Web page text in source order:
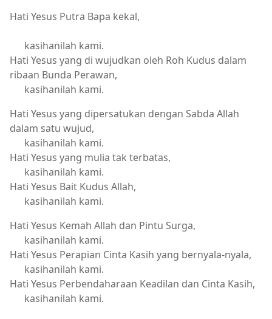
Hati Yesus Putra Bapa kekal,
kasihanilah kami.
Hati Yesus yang di wujudkan oleh Roh Kudus dalam
ribaan Bunda Perawan,
kasihanilah kami.
Hati Yesus yang dipersatukan dengan Sabda Allah
dalam satu wujud,
kasihanilah kami.
Hati Yesus yang mulia tak terbatas,
kasihanilah kami.
Hati Yesus Bait Kudus Allah,
kasihanilah kami.
Hati Yesus Kemah Allah dan Pintu Surga,
kasihanilah kami.
Hati Yesus Perapian Cinta Kasih yang bernyala-nyala,
kasihanilah kami.
Hati Yesus Perbendaharaan Keadilan dan Cinta Kasih,
kasihanilah kami.